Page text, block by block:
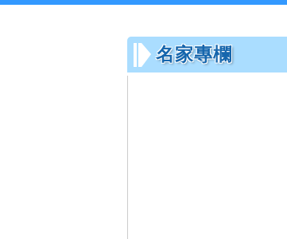
名家專欄